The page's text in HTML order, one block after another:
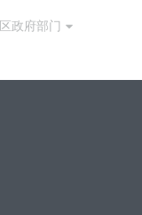
区政府部门